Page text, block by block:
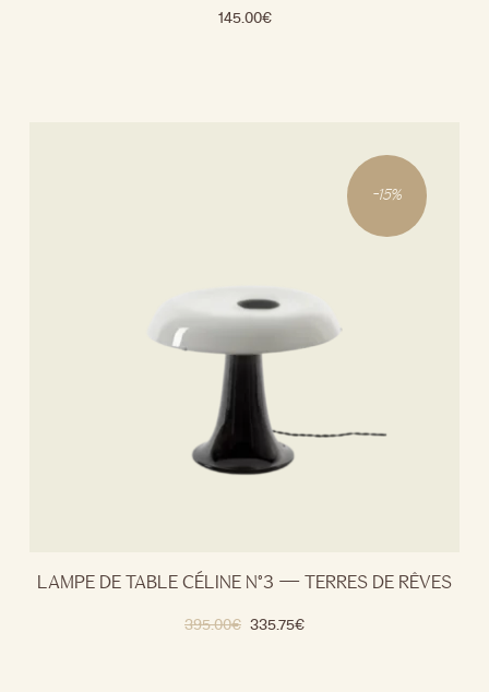
145.00€
-15%
LAMPE DE TABLE CÉLINE N°3 — TERRES DE RÊVES
395.00€ 335.75€